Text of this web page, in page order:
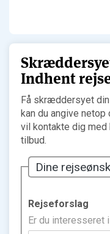
Indhent
Få skræddersyet
kan du angive
vil kontakte dig
tilbud.
Dine
Rejseforslag
Er du interesseret